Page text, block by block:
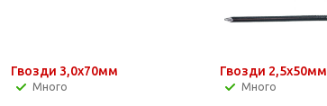
Гвозди 3,0х70мм
Много
Гвозди 2,5х50мм
Много